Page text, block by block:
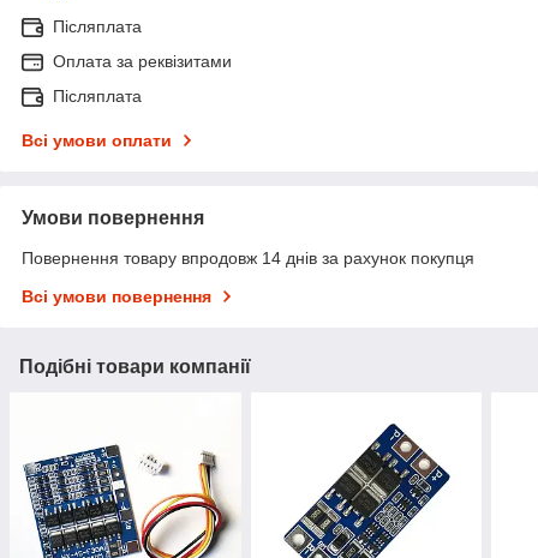
Післяплата
Оплата за реквізитами
Післяплата
Всі умови оплати
Умови повернення
Повернення товару впродовж 14 днів за рахунок покупця
Всі умови повернення
Подібні товари компанії